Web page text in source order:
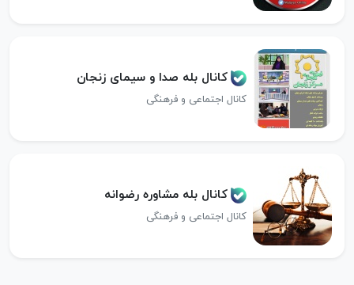
کانال بله صدا و سیمای زنجان
کانال اجتماعی و فرهنگی
کانال بله مشاوره رضوانه
کانال اجتماعی و فرهنگی